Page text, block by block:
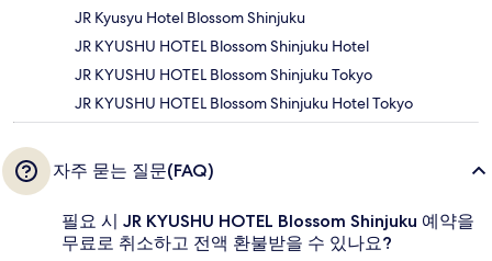
JR Kyusyu Hotel Blossom Shinjuku
JR KYUSHU HOTEL Blossom Shinjuku Hotel
JR KYUSHU HOTEL Blossom Shinjuku Tokyo
JR KYUSHU HOTEL Blossom Shinjuku Hotel Tokyo
자주 묻는 질문(FAQ)
필요 시 JR KYUSHU HOTEL Blossom Shinjuku 예약을
무료로 취소하고 전액 환불받을 수 있나요?